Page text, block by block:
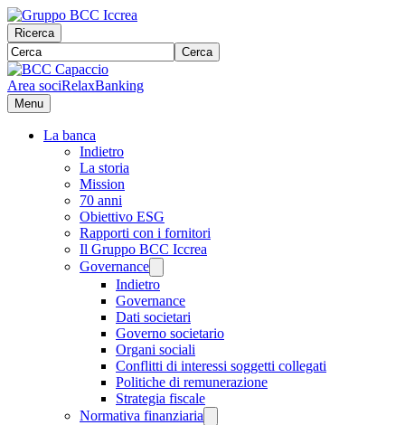
Ricerca
Cerca
Area sociRelaxBanking
Menu
La banca
Indietro
La storia
Mission
70 anni
Obiettivo ESG
Rapporti con i fornitori
Il Gruppo BCC Iccrea
Governance
Indietro
Governance
Dati societari
Governo societario
Organi sociali
Conflitti di interessi soggetti collegati
Politiche di remunerazione
Strategia fiscale
Normativa finanziaria